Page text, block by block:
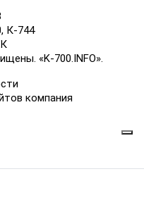
К-744
«K-700.INFO».
компания